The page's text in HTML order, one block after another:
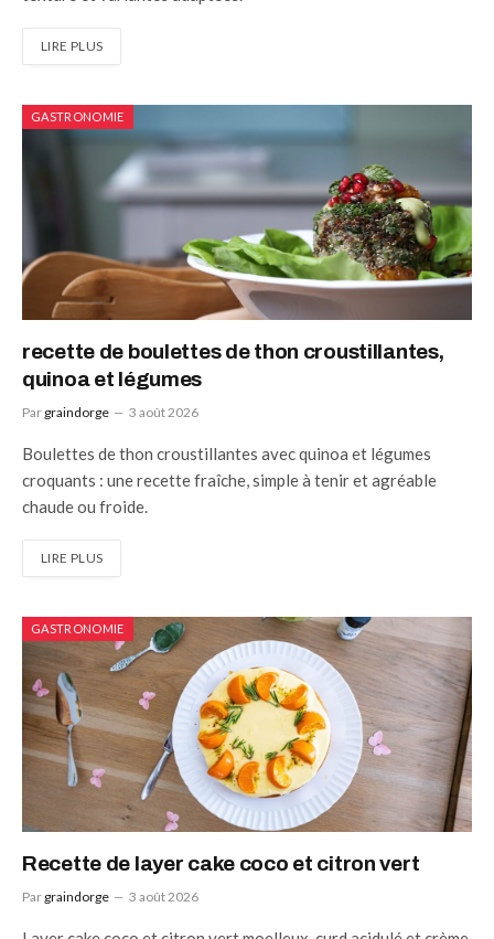
LIRE PLUS
GASTRONOMIE
recette de boulettes de thon croustillantes,
quinoa et légumes
Par graindorge 3 août 2026
Boulettes de thon croustillantes avec quinoa et légumes
croquants : une recette fraîche, simple à tenir et agréable
chaude ou froide.
LIRE PLUS
GASTRONOMIE
Recette de layer cake coco et citron vert
Par graindorge 3 août 2026